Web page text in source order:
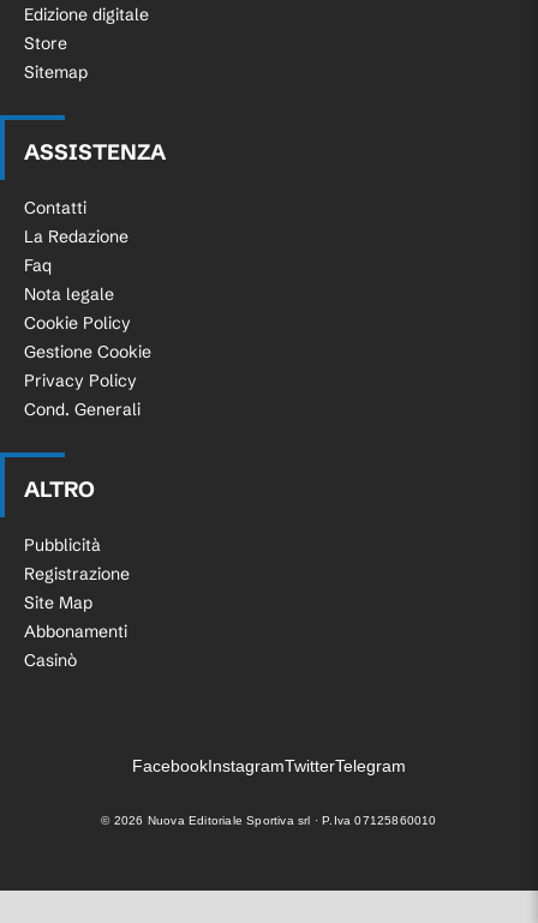
Edizione digitale
Store
Sitemap
ASSISTENZA
Contatti
La Redazione
Faq
Nota legale
Cookie Policy
Gestione Cookie
Privacy Policy
Cond. Generali
ALTRO
Pubblicità
Registrazione
Site Map
Abbonamenti
Casinò
FacebookInstagramTwitterTelegram
© 2026 Nuova Editoriale Sportiva srl · P.Iva 07125860010